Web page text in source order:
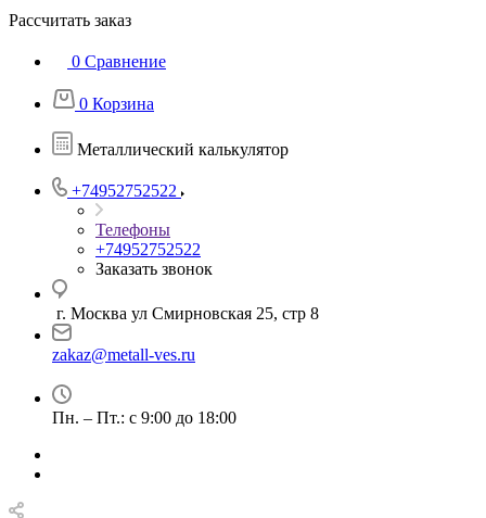
Рассчитать заказ
0 Сравнение
0 Корзина
Металлический калькулятор
+74952752522
Телефоны
+74952752522
Заказать звонок
г. Москва ул Смирновская 25, стр 8
zakaz@metall-ves.ru
Пн. – Пт.: с 9:00 до 18:00